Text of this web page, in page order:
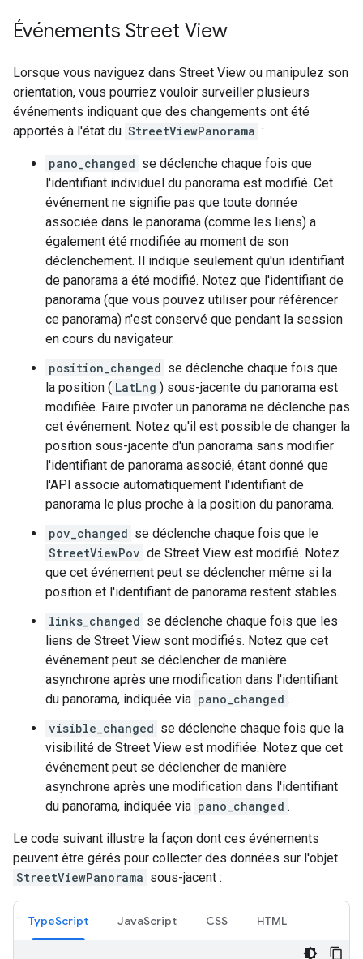
Événements Street View
Lorsque vous naviguez dans Street View ou manipulez son
orientation, vous pourriez vouloir surveiller plusieurs
événements indiquant que des changements ont été
apportés à l'état du StreetViewPanorama :
pano_changed se déclenche chaque fois que
l'identifiant individuel du panorama est modifié. Cet
événement ne signifie pas que toute donnée
associée dans le panorama (comme les liens) a
également été modifiée au moment de son
déclenchement. Il indique seulement qu'un identifiant
de panorama a été modifié. Notez que l'identifiant de
panorama (que vous pouvez utiliser pour référencer
ce panorama) n'est conservé que pendant la session
en cours du navigateur.
position_changed se déclenche chaque fois que
la position ( LatLng ) sous-jacente du panorama est
modifiée. Faire pivoter un panorama ne déclenche pas
cet événement. Notez qu'il est possible de changer la
position sous-jacente d'un panorama sans modifier
l'identifiant de panorama associé, étant donné que
l'API associe automatiquement l'identifiant de
panorama le plus proche à la position du panorama.
pov_changed se déclenche chaque fois que le
StreetViewPov de Street View est modifié. Notez
que cet événement peut se déclencher même si la
position et l'identifiant de panorama restent stables.
links_changed se déclenche chaque fois que les
liens de Street View sont modifiés. Notez que cet
événement peut se déclencher de manière
asynchrone après une modification dans l'identifiant
du panorama, indiquée via pano_changed .
visible_changed se déclenche chaque fois que la
visibilité de Street View est modifiée. Notez que cet
événement peut se déclencher de manière
asynchrone après une modification dans l'identifiant
du panorama, indiquée via pano_changed .
Le code suivant illustre la façon dont ces événements
peuvent être gérés pour collecter des données sur l'objet
StreetViewPanorama sous-jacent :
TypeScript JavaScript CSS HTML